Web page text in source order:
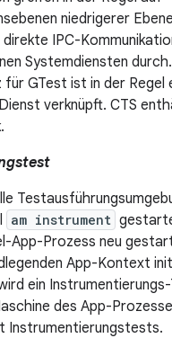
niedrigerer
direkte IPC-
Systemdiensten
GTest ist in der Regel
verknüpft. CTS
am instrument
App-Prozess neu
App-Kontext
ein
des App-
Instrumentierungstests.